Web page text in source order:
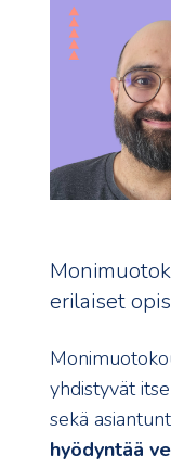
erilaiset
yhdistyvät
sekä
hyödyntää